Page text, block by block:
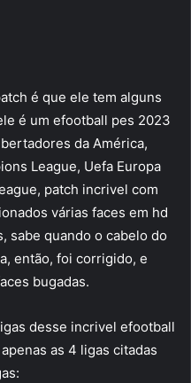
é que ele tem alguns
é um efootball pes 2023
da América,
League, Uefa Europa
patch incrivel com
várias faces em hd
sabe quando o cabelo do
então, foi corrigido, e
bugadas.
desse incrivel efootball
as 4 ligas citadas